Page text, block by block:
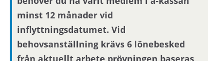
Jordbro ligger cirka 3 km söder om Handen. Det
finns skola och barnomsorg i bostadsområdet
och flera i närheten. På gångavstånd finns
grundskolor. Centralt i området finns
livsmedelsbutik och annan närservice, pizzeria
minst 12 månader vid
inflyttningsdatumet. Vid
behovsanställning krävs 6 lönebesked
från aktuellt arbete prövningen baseras